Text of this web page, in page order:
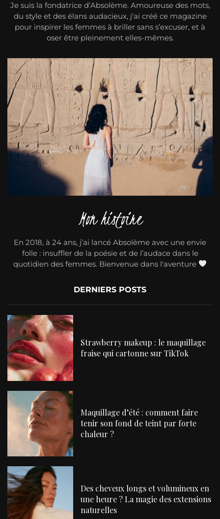
Je suis la fondatrice d’Absolème. Amoureuse des mots,
du style et des élans audacieux, j'ai créé ce magazine
pour inspirer les femmes à briller sans s’excuser, et à
oser être pleinement elles-mêmes.
Mon histoire
En 2018, à 24 ans, j’ai lancé Absolème avec une envie
folle : insuffler de la poésie et de l’audace dans le
quotidien des femmes. Bienvenue dans l'aventure
DERNIERS POSTS
Strawberry makeup : le maquillage
fraise qui cartonne sur TikTok
Maquillage d’été : comment faire
tenir son fond de teint par forte
chaleur ?
Des cheveux longs et volumineux en
une heure ? La magie des extensions
naturelles